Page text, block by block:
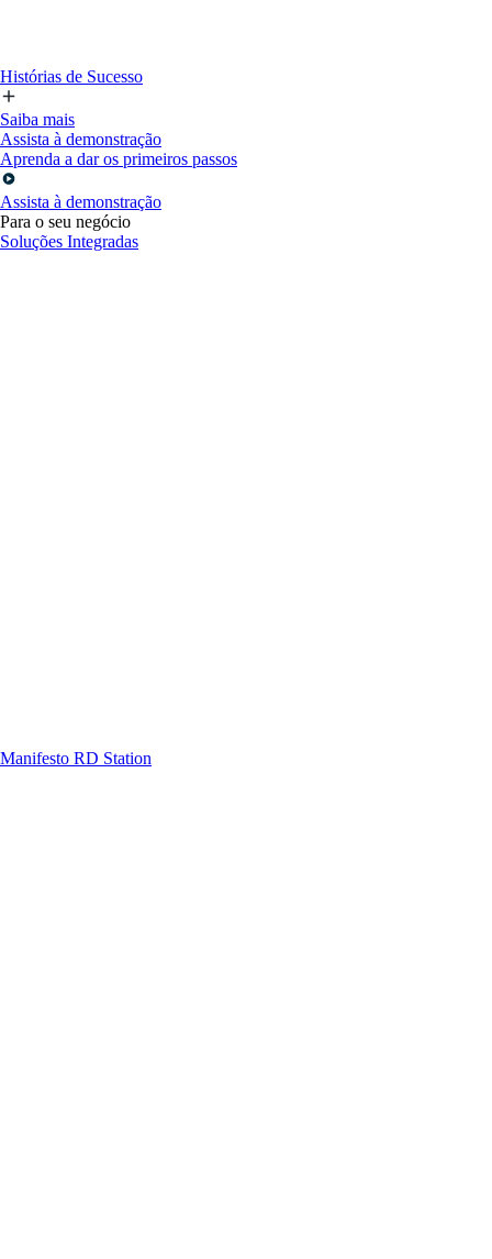
Histórias de Sucesso
Saiba mais
Assista à demonstração
Aprenda a dar os primeiros passos
Assista à demonstração
Para o seu negócio
Soluções Integradas
Manifesto RD Station